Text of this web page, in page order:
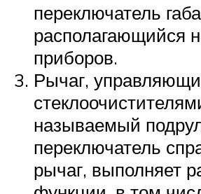
переключатель
располагающийся
приборов.
Рычаг,
называемый
переключатель
рычаг, выполняет